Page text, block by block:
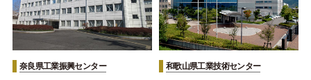
奈良県工業振興センター 和歌山県工業技術センター